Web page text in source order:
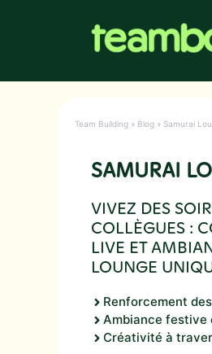
Team Building » Blog » Samurai
SAMURAI
VIVEZ DES
COLLÈGUES :
LIVE ET
LOUNGE
Renforcement
Ambiance festive
Créativité à